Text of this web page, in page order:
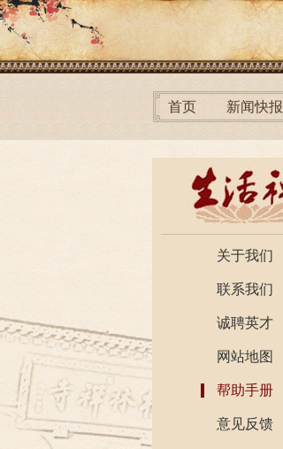
首页 新闻快报
关于我们
联系我们
诚聘英才
网站地图
帮助手册
意见反馈